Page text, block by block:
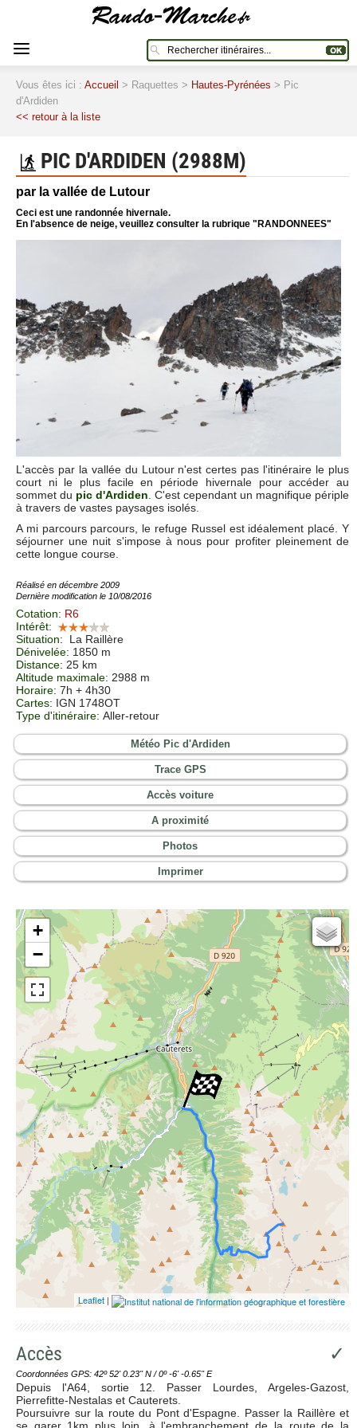
Vous êtes ici : Accueil > Raquettes > Hautes-Pyrénées > Pic
d'Ardiden
<< retour à la liste
PIC D'ARDIDEN (2988M)
par la vallée de Lutour
Ceci est une randonnée hivernale.
En l'absence de neige, veuillez consulter la rubrique "RANDONNEES"
L'accès par la vallée du Lutour n'est certes pas l'itinéraire le plus
court ni le plus facile en période hivernale pour accéder au
sommet du pic d'Ardiden . C'est cependant un magnifique périple
à travers de vastes paysages isolés.
A mi parcours parcours, le refuge Russel est idéalement placé. Y
séjourner une nuit s'impose à nous pour profiter pleinement de
cette longue course.
Réalisé en décembre 2009
Dernière modification le 10/08/2016
Cotation: R6
Intérêt:
Situation:
La Raillère
Dénivelée: 1850 m
Distance: 25 km
Altitude maximale: 2988 m
Horaire: 7h + 4h30
Cartes: IGN 1748OT
Type d'itinéraire: Aller-retour
Météo Pic d'Ardiden
Trace GPS
Accès voiture
A proximité
Photos
Imprimer
+
−
Cartes IGN
Open Topo Map
Open Street Map
ESRI Word Imagery
Photographies aériennes
Leaflet |
Accès ✓
Coordonnées GPS: 42º 52' 0.23'' N / 0º -6' -0.65'' E
Depuis l'A64, sortie 12. Passer Lourdes, Argeles-Gazost,
Pierrefitte-Nestalas et Cauterets.
Poursuivre sur la route du Pont d'Espagne. Passer la Raillère et
se garer 1km plus loin, à l'embranchement de la route de la